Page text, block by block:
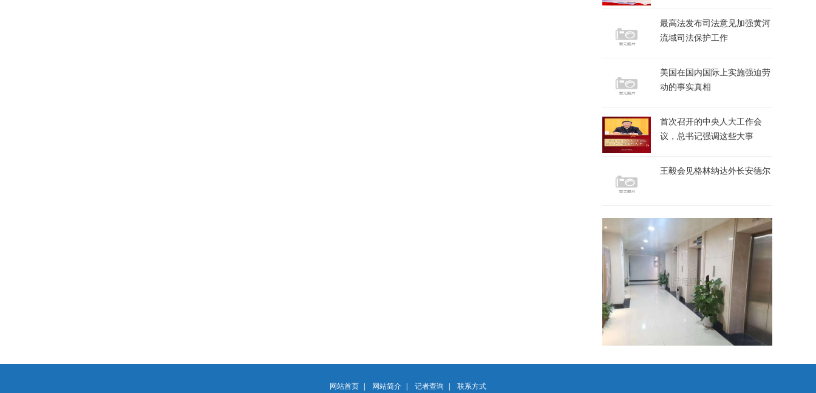
最高法发布司法意见加强黄河
流域司法保护工作
美国在国内国际上实施强迫劳
动的事实真相
首次召开的中央人大工作会
议，总书记强调这些大事
王毅会见格林纳达外长安德尔
网站首页 | 网站简介 | 记者查询 | 联系方式